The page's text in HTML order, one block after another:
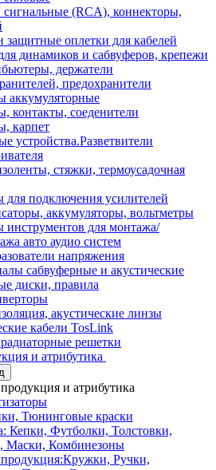
сигнальные (RCA), коннекторы,
защитные оплетки для кабелей
динамиков и сабвуферов, крепежи
держатели
предохранители
аккумуляторные
контакты, соеденители
карпет
устройства.Разветвители
стяжки, термоусадочная
для подключения усилителей
аккумуляторы, вольтметры
инструментов для монтажа/
авто аудио систем
напряжения
сабвуферные и акустические
диски, правила
акустические линзы
кабели TosLink
решетки
и атрибутика
и атрибутика
Тюнинговые краски
Кепки, Футболки, Толстовки,
Маски, Комбинезоны
Ручки,